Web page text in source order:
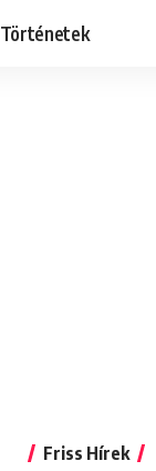
Történetek
Friss Hírek